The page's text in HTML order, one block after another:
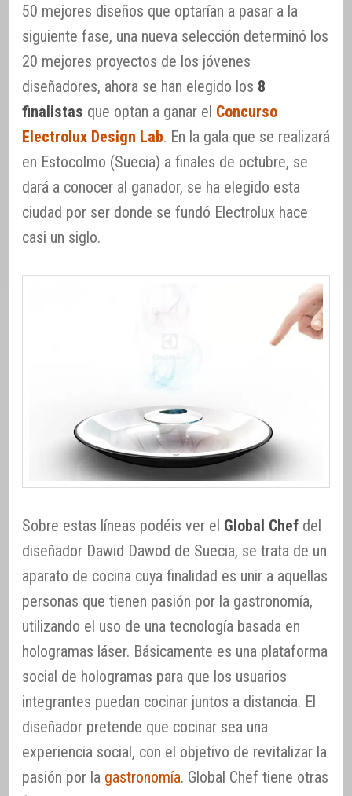
50 mejores diseños que optarían a pasar a la
siguiente fase, una nueva selección determinó los
20 mejores proyectos de los jóvenes
diseñadores, ahora se han elegido los 8
finalistas que optan a ganar el Concurso
Electrolux Design Lab. En la gala que se realizará
en Estocolmo (Suecia) a finales de octubre, se
dará a conocer al ganador, se ha elegido esta
ciudad por ser donde se fundó Electrolux hace
casi un siglo.
Sobre estas líneas podéis ver el Global Chef del
diseñador Dawid Dawod de Suecia, se trata de un
aparato de cocina cuya finalidad es unir a aquellas
personas que tienen pasión por la gastronomía,
utilizando el uso de una tecnología basada en
hologramas láser. Básicamente es una plataforma
social de hologramas para que los usuarios
integrantes puedan cocinar juntos a distancia. El
diseñador pretende que cocinar sea una
experiencia social, con el objetivo de revitalizar la
pasión por la gastronomía. Global Chef tiene otras